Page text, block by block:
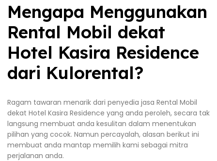
Mengapa Menggunakan
Rental Mobil dekat
Hotel Kasira Residence
dari Kulorental?
Ragam tawaran menarik dari penyedia jasa Rental Mobil
dekat Hotel Kasira Residence yang anda peroleh, secara tak
langsung membuat anda kesulitan dalam menentukan
pilihan yang cocok. Namun percayalah, alasan berikut ini
membuat anda mantap memilih kami sebagai mitra
perjalanan anda.